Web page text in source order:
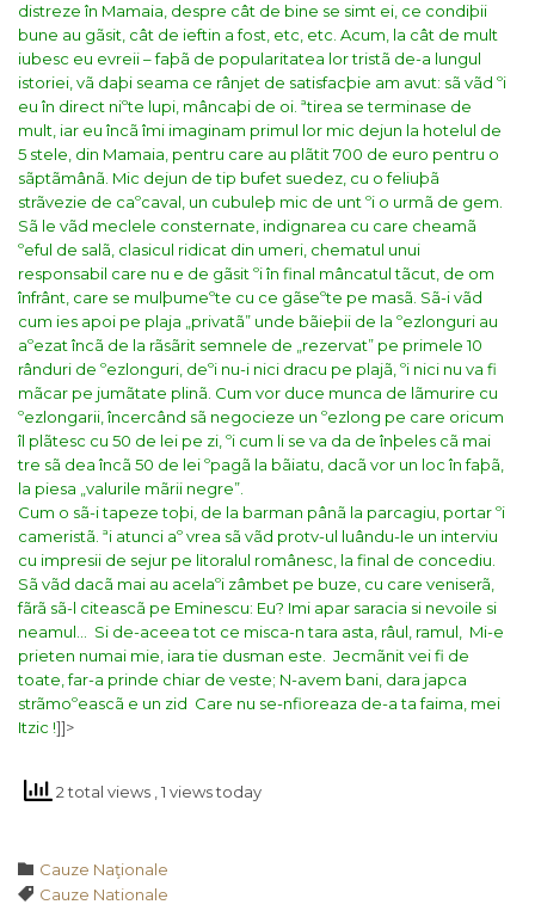
distreze în Mamaia, despre cât de bine se simt ei, ce condiþii
bune au gãsit, cât de ieftin a fost, etc, etc. Acum, la cât de mult
iubesc eu evreii – faþã de popularitatea lor tristã de-a lungul
istoriei, vã daþi seama ce rânjet de satisfacþie am avut: sã vãd ºi
eu în direct niºte lupi, mâncaþi de oi. ªtirea se terminase de
mult, iar eu încã îmi imaginam primul lor mic dejun la hotelul de
5 stele, din Mamaia, pentru care au plãtit 700 de euro pentru o
sãptãmânã. Mic dejun de tip bufet suedez, cu o feliuþã
strãvezie de caºcaval, un cubuleþ mic de unt ºi o urmã de gem.
Sã le vãd meclele consternate, indignarea cu care cheamã
ºeful de salã, clasicul ridicat din umeri, chematul unui
responsabil care nu e de gãsit ºi în final mâncatul tãcut, de om
înfrânt, care se mulþumeºte cu ce gãseºte pe masã. Sã-i vãd
cum ies apoi pe plaja „privatã” unde bãieþii de la ºezlonguri au
aºezat încã de la rãsãrit semnele de „rezervat” pe primele 10
rânduri de ºezlonguri, deºi nu-i nici dracu pe plajã, ºi nici nu va fi
mãcar pe jumãtate plinã. Cum vor duce munca de lãmurire cu
ºezlongarii, încercând sã negocieze un ºezlong pe care oricum
îl plãtesc cu 50 de lei pe zi, ºi cum li se va da de înþeles cã mai
tre sã dea încã 50 de lei ºpagã la bãiatu, dacã vor un loc în faþã,
la piesa „valurile mãrii negre”.
Cum o sã-i tapeze toþi, de la barman pânã la parcagiu, portar ºi
cameristã. ªi atunci aº vrea sã vãd protv-ul luându-le un interviu
cu impresii de sejur pe litoralul românesc, la final de concediu.
Sã vãd dacã mai au acelaºi zâmbet pe buze, cu care veniserã,
fãrã sã-l citeascã pe Eminescu: Eu? Imi apar saracia si nevoile si
neamul…
Si de-aceea tot ce misca-n tara asta, râul, ramul,
Mi-e
prieten numai mie, iara tie dusman este.
Jecmãnit vei fi de
toate, far-a prinde chiar de veste; N-avem bani, dara japca
strãmoºeascã e un zid Care nu se-nfioreaza de-a ta faima, mei
Itzic !]]>
2 total views , 1 views today
 Category
Cauze Naţionale
 Tags
Cauze Nationale